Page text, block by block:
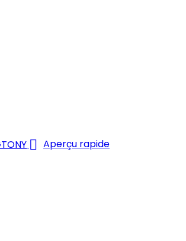
 Aperçu rapide